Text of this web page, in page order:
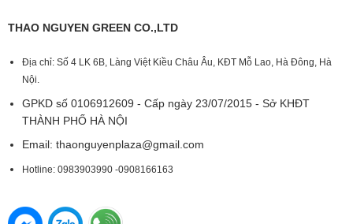
THAO NGUYEN GREEN CO.,LTD
Địa chỉ: Số 4 LK 6B, Làng Việt Kiều Châu Âu, KĐT Mỗ Lao, Hà Đông, Hà
Nội.
GPKD số 0106912609 - Cấp ngày 23/07/2015 - Sở KHĐT
THÀNH PHỐ HÀ NỘI
Email: thaonguyenplaza@gmail.com
Hotline: 0983903990 -0908166163